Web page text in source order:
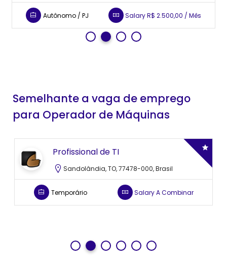
Efetivo CLT SalaryA Combinar
Semelhante a vaga de emprego
para Operador de Máquinas
Auxiliar de CPD
Ananindeua, PA, Brasil
Aprendiz